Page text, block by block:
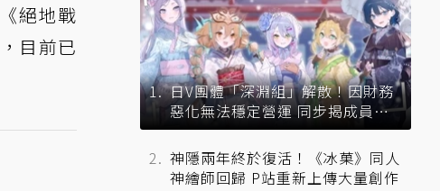
絕地戰
目前已
日V團體「深淵組」解散！因財務
惡化無法穩定營運 同步揭成員未
來去向
神隱兩年終於復活！《冰菓》同人
神繪師回歸 P站重新上傳大量創作